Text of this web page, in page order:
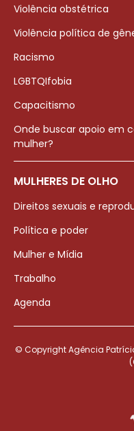
Violência obstétrica
Violência política de
Racismo
LGBTQIfobia
Capacitismo
Onde buscar apoio em
mulher?
MULHERES DE OLHO
Direitos sexuais e
Política e poder
Mulher e Mídia
Trabalho
Agenda
© Copyright Agência